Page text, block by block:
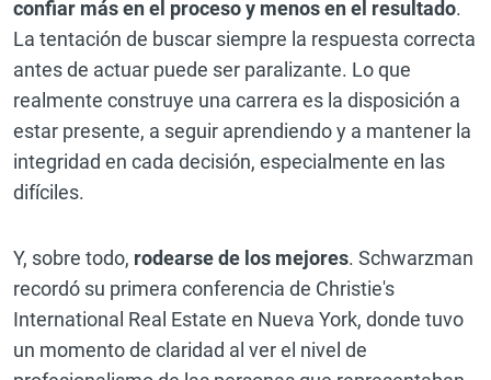
confiar más en el proceso y menos en el resultado.
La tentación de buscar siempre la respuesta correcta
antes de actuar puede ser paralizante. Lo que
realmente construye una carrera es la disposición a
estar presente, a seguir aprendiendo y a mantener la
integridad en cada decisión, especialmente en las
difíciles.
Y, sobre todo, rodearse de los mejores. Schwarzman
recordó su primera conferencia de Christie's
International Real Estate en Nueva York, donde tuvo
un momento de claridad al ver el nivel de